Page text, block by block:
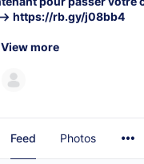
https://rb.gy/j08bb4
View more
Feed Photos